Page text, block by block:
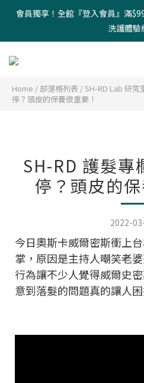
會員獨享！全館『登入會員』滿
洗護體驗
Home / 部落格列表 /SH-RD Lab 研究
停？頭皮的保養很重要！
SH-RD 護髮專
停？頭皮的保
2022-
今日奧斯卡威爾密斯衝上
掌，原因是主持人嘲笑老
行為讓不少人覺得威爾史
意到落髮的問題真的讓人